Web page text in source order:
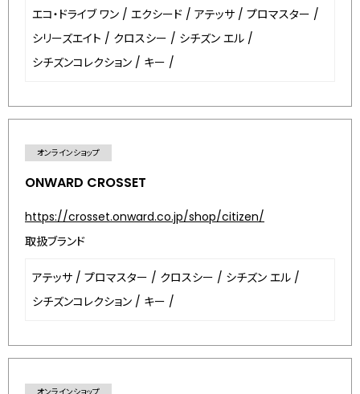
エコ・ドライブ ワン / エクシード / アテッサ / プロマスター /
シリーズエイト / クロスシー / シチズン エル /
シチズンコレクション / キー /
オンラインショップ
ONWARD CROSSET
https://crosset.onward.co.jp/shop/citizen/
取扱ブランド
アテッサ / プロマスター / クロスシー / シチズン エル /
シチズンコレクション / キー /